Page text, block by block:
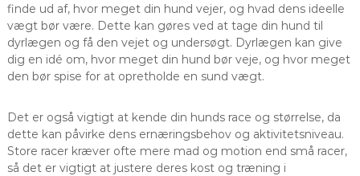
finde ud af, hvor meget din hund vejer, og hvad dens ideelle
vægt bør være. Dette kan gøres ved at tage din hund til
dyrlægen og få den vejet og undersøgt. Dyrlægen kan give
dig en idé om, hvor meget din hund bør veje, og hvor meget
den bør spise for at opretholde en sund vægt.
Det er også vigtigt at kende din hunds race og størrelse, da
dette kan påvirke dens ernæringsbehov og aktivitetsniveau.
Store racer kræver ofte mere mad og motion end små racer,
så det er vigtigt at justere deres kost og træning i